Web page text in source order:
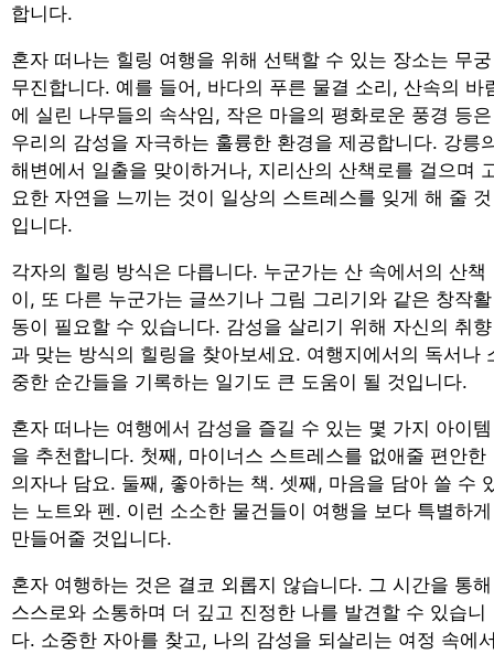
합니다.
혼자 떠나는 힐링 여행을 위해 선택할 수 있는 장소는 무궁
무진합니다. 예를 들어, 바다의 푸른 물결 소리, 산속의 바
에 실린 나무들의 속삭임, 작은 마을의 평화로운 풍경 등은
우리의 감성을 자극하는 훌륭한 환경을 제공합니다. 강릉
해변에서 일출을 맞이하거나, 지리산의 산책로를 걸으며
요한 자연을 느끼는 것이 일상의 스트레스를 잊게 해 줄 것
입니다.
각자의 힐링 방식은 다릅니다. 누군가는 산 속에서의 산책
이, 또 다른 누군가는 글쓰기나 그림 그리기와 같은 창작활
동이 필요할 수 있습니다. 감성을 살리기 위해 자신의 취향
과 맞는 방식의 힐링을 찾아보세요. 여행지에서의 독서나
중한 순간들을 기록하는 일기도 큰 도움이 될 것입니다.
혼자 떠나는 여행에서 감성을 즐길 수 있는 몇 가지 아이템
을 추천합니다. 첫째, 마이너스 스트레스를 없애줄 편안한
의자나 담요. 둘째, 좋아하는 책. 셋째, 마음을 담아 쓸 수
는 노트와 펜. 이런 소소한 물건들이 여행을 보다 특별하게
만들어줄 것입니다.
혼자 여행하는 것은 결코 외롭지 않습니다. 그 시간을 통해
스스로와 소통하며 더 깊고 진정한 나를 발견할 수 있습니
다. 소중한 자아를 찾고, 나의 감성을 되살리는 여정 속에